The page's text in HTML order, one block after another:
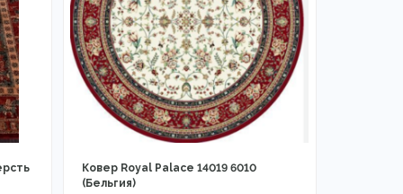
Ковер Royal Palace 14019 6010
(Бельгия)